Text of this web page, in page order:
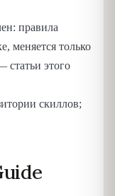
правила
меняется только
статьи этого
скиллов;